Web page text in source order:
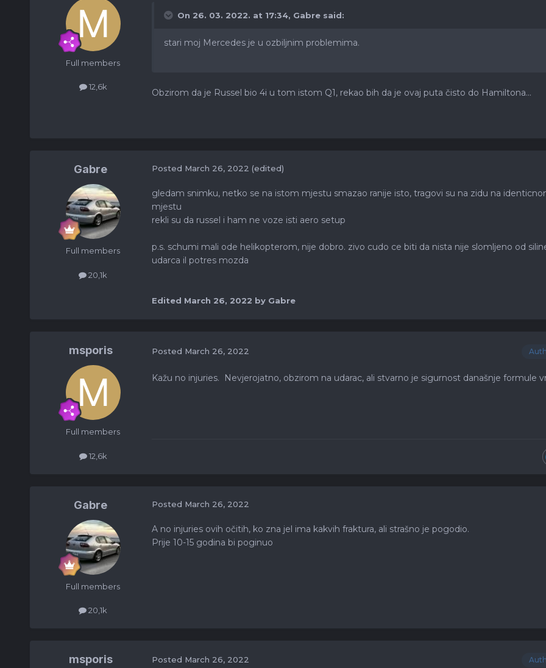
Full members
12,6k
On 26. 03. 2022. at 17:34, Gabresaid:
stari moj Mercedes je u ozbiljnim problemima.
Obzirom da je Russel bio 4i u tom istom Q1, rekao bih da je ovaj puta čisto do Hamiltona...
Gabre
Full members
20,1k
Posted March 26, 2022 (edited)
gledam snimku, netko se na istom mjestu smazao ranije isto, tragovi su na zidu na
mjestu
rekli su da russel i ham ne voze isti aero setup
p.s. schumi mali ode helikopterom, nije dobro. zivo cudo ce biti da nista nije slomljeno od
udarca il potres mozda
Edited March 26, 2022 by Gabre
msporis
Full members
12,6k
Posted March 26, 2022
Kažu no injuries. Nevjerojatno, obzirom na udarac, ali stvarno je sigurnost današnje formule
Gabre
Full members
20,1k
Posted March 26, 2022
A no injuries ovih očitih, ko zna jel ima kakvih fraktura, ali strašno je pogodio.
Prije 10-15 godina bi poginuo
msporis Posted March 26, 2022